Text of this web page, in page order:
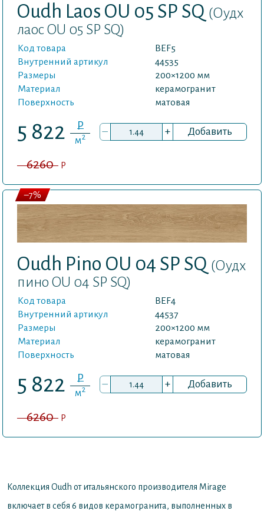
Oudh Laos OU 05 SP SQ (Оудх
лаос OU 05 SP SQ)
Код товара
BEF5
Внутренний артикул
44535
Размеры
200×1200 мм
Материал
керамогранит
Поверхность
матовая
5 822 P
м2 – + Добавить
6260 P
Oudh Pino OU 04 SP SQ (Оудх
пино OU 04 SP SQ)
Код товара
BEF4
Внутренний артикул
44537
Размеры
200×1200 мм
Материал
керамогранит
Поверхность
матовая
5 822 P
м2 – + Добавить
6260 P
–7%
Коллекция Oudh от итальянского производителя Mirage
включает в себя 6 видов керамогранита, выполненных в